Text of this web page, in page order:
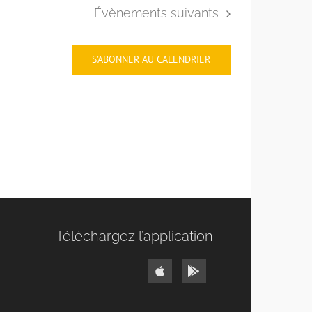
Évènements suivants
S’ABONNER AU CALENDRIER
Téléchargez l’application